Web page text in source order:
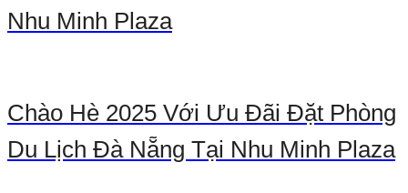
Nhu Minh Plaza
Chào Hè 2025 Với Ưu Đãi Đặt Phòng
Du Lịch Đà Nẵng Tại Nhu Minh Plaza